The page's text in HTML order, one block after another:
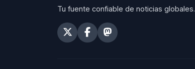
Tu fuente confiable de noticias globales.